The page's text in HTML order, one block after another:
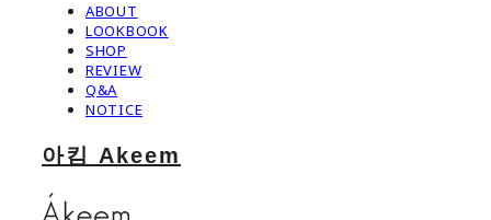
ABOUT
LOOKBOOK
SHOP
REVIEW
Q&A
NOTICE
아킴 Akeem